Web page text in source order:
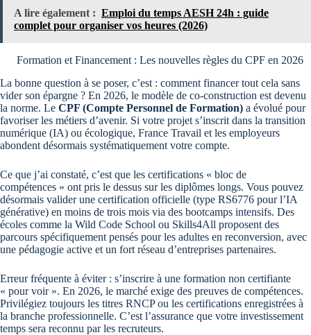
A lire également : Emploi du temps AESH 24h : guide
complet pour organiser vos heures (2026)
Formation et Financement : Les nouvelles règles du CPF en 2026
La bonne question à se poser, c’est : comment financer tout cela sans
vider son épargne ? En 2026, le modèle de co-construction est devenu
la norme. Le CPF (Compte Personnel de Formation) a évolué pour
favoriser les métiers d’avenir. Si votre projet s’inscrit dans la transition
numérique (IA) ou écologique, France Travail et les employeurs
abondent désormais systématiquement votre compte.
Ce que j’ai constaté, c’est que les certifications « bloc de
compétences » ont pris le dessus sur les diplômes longs. Vous pouvez
désormais valider une certification officielle (type RS6776 pour l’IA
générative) en moins de trois mois via des bootcamps intensifs. Des
écoles comme la Wild Code School ou Skills4All proposent des
parcours spécifiquement pensés pour les adultes en reconversion, avec
une pédagogie active et un fort réseau d’entreprises partenaires.
Erreur fréquente à éviter : s’inscrire à une formation non certifiante
« pour voir ». En 2026, le marché exige des preuves de compétences.
Privilégiez toujours les titres RNCP ou les certifications enregistrées à
la branche professionnelle. C’est l’assurance que votre investissement
temps sera reconnu par les recruteurs.